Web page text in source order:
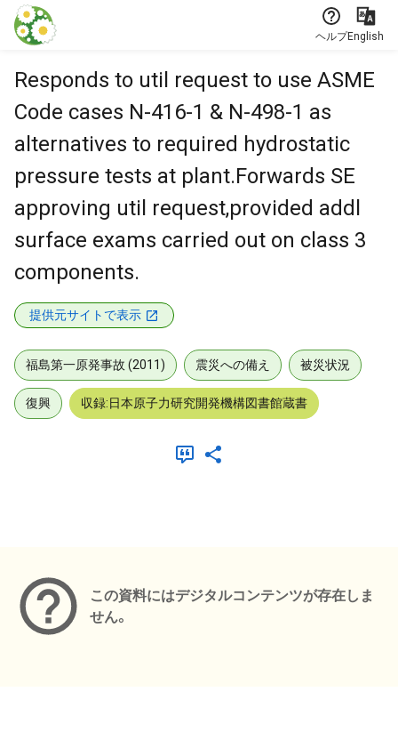
本文に飛ぶ
ヘルプEnglish
Responds to util request to use ASME
Code cases N-416-1 & N-498-1 as
alternatives to required hydrostatic
pressure tests at plant.Forwards SE
approving util request,provided addl
surface exams carried out on class 3
components.
提供元サイトで表示
福島第一原発事故 (2011) 震災への備え 被災状況
復興 収録:日本原子力研究開発機構図書館蔵書
この資料にはデジタルコンテンツが存在しま
せん。